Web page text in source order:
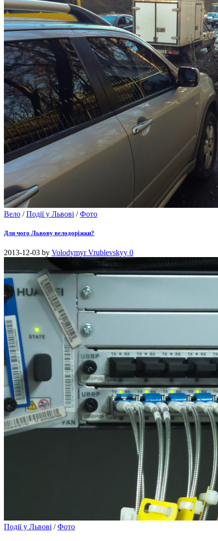
Вело /Події у Львові /Фото
Для чого Львову велодоріжки?
2013-12-03 by Volodymyr Vrublevskyy 0
Події у Львові /Фото